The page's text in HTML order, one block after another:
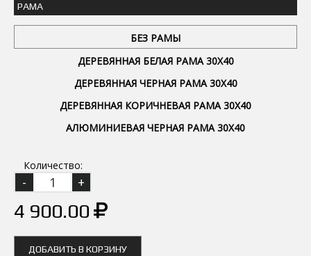
РАМА
БЕЗ РАМЫ
ДЕРЕВЯННАЯ БЕЛАЯ РАМА 30Х40
ДЕРЕВЯННАЯ ЧЕРНАЯ РАМА 30Х40
ДЕРЕВЯННАЯ КОРИЧНЕВАЯ РАМА 30Х40
АЛЮМИНИЕВАЯ ЧЕРНАЯ РАМА 30Х40
Количество:
4 900.00
ДОБАВИТЬ В КОРЗИНУ